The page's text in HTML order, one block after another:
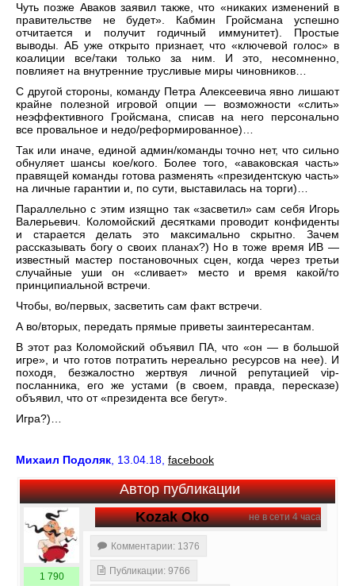
Чуть позже Аваков заявил также, что «никаких изменений в
правительстве не будет». Кабмин Гройсмана успешно
отчитается и получит годичный иммунитет). Простые
выводы. АБ уже открыто признает, что «ключевой голос» в
коалиции все/таки только за ним. И это, несомненно,
повлияет на внутренние трусливые миры чиновников…
С другой стороны, команду Петра Алексеевича явно лишают
крайне полезной игровой опции — возможности «слить»
неэффективного Гройсмана, списав на него персонально
все провальное и недо/реформированное)…
Так или иначе, единой админ/команды точно нет, что сильно
обнуляет шансы кое/кого. Более того, «аваковская часть»
правящей команды готова разменять «президентскую часть»
на личные гарантии и, по сути, выставилась на торги)…
Параллельно с этим изящно так «засветил» сам себя Игорь
Валерьевич. Коломойский десятками проводит конфиденты
и старается делать это максимально скрытно. Зачем
рассказывать богу о своих планах?) Но в тоже время ИВ —
известный мастер постановочных сцен, когда через третьи
случайные уши он «сливает» место и время какой/то
принципиальной встречи.
Чтобы, во/первых, засветить сам факт встречи.
А во/вторых, передать прямые приветы заинтересантам.
В этот раз Коломойский объявил ПА, что «он — в большой
игре», и что готов потратить нереально ресурсов на нее). И
походя, безжалостно жертвуя личной репутацией vip-
посланника, его же устами (в своем, правда, пересказе)
объявил, что от «президента все бегут».
Игра?)…
Михаил Подоляк, 13.04.18, facebook
Автор публикации
не в сети 4 часа
Kozak Oko
1 790
Комментарии: 1376
Публикации: 9766